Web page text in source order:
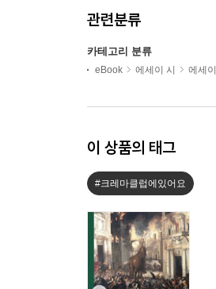
관련분류
카테고리 분류
eBook 에세이 시 에세이
이 상품의 태그
#크레마클럽에있어요